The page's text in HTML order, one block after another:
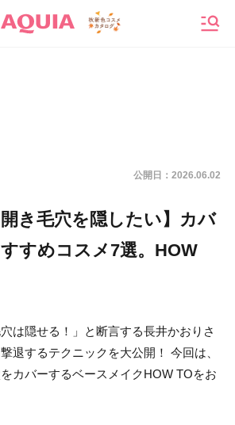
公開日： 2026.06.02
開き毛穴を隠したい】カバ
すめコスメ7選。HOW
は隠せる！」と断言する長井かおりさ
退するテクニックを大公開！ 今回は、
カバーするベースメイクHOW TOをお